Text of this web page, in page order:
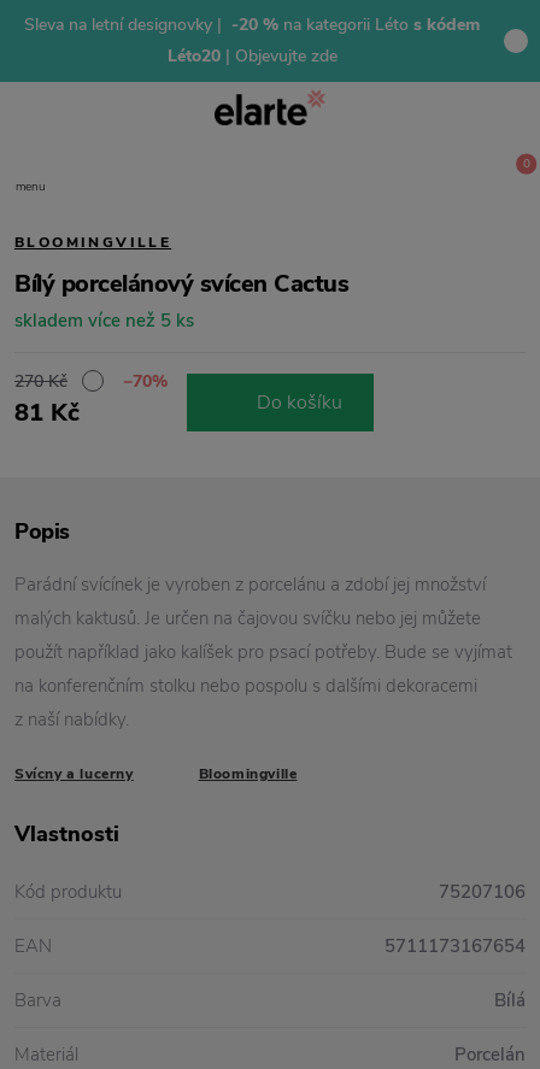
Sleva na letní designovky | -20 % na kategorii Léto s kódem
Léto20 | Objevujte zde
menu
0
BLOOMINGVILLE
Bílý porcelánový svícen Cactus
skladem více než 5 ks
270 Kč −70%
81 Kč Do košíku
Popis
Parádní svícínek je vyroben z porcelánu a zdobí jej množství
malých kaktusů. Je určen na čajovou svíčku nebo jej můžete
použít například jako kalíšek pro psací potřeby. Bude se vyjímat
na konferenčním stolku nebo pospolu s dalšími dekoracemi
z naší nabídky.
Svícny a lucerny Bloomingville
Vlastnosti
Kód produktu 75207106
EAN 5711173167654
Barva Bílá
Materiál Porcelán